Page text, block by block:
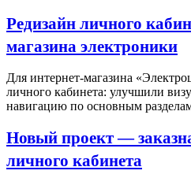
Редизайн личного
магазина электроники
Для интернет-магазина
личного кабинета: улучшили
навигацию по основным
Новый проект —
личного кабинета